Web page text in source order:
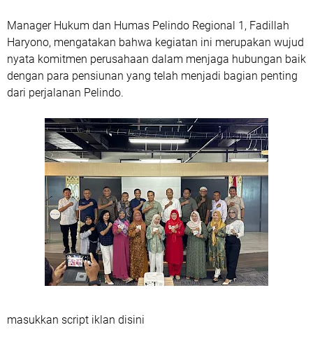
Manager Hukum dan Humas Pelindo Regional 1, Fadillah
Haryono, mengatakan bahwa kegiatan ini merupakan wujud
nyata komitmen perusahaan dalam menjaga hubungan baik
dengan para pensiunan yang telah menjadi bagian penting
dari perjalanan Pelindo.
masukkan script iklan disini